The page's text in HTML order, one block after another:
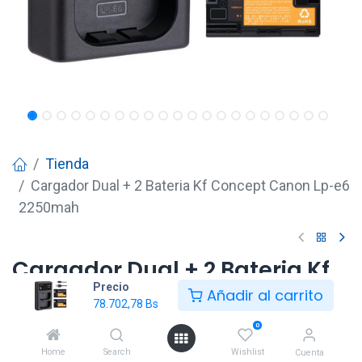
Precio
78.702,78 Bs Añadir al carrito
Home Search
0
Wishlist Cuenta
Tienda
Cargador Dual + 2 Bateria Kf Concept Canon Lp-e6
2250mah
Cargador Dual + 2 Bateria Kf
Concept Canon Lp-e6
2250mah